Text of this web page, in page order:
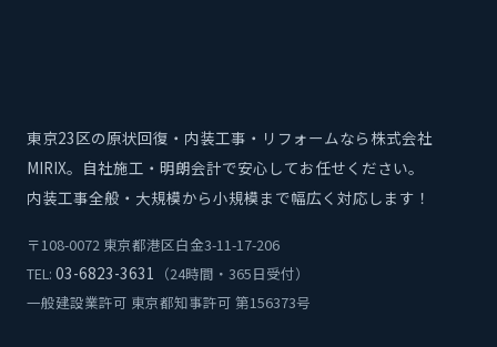
東京23区の原状回復・内装工事・リフォームなら株式会社
MIRIX。自社施工・明朗会計で安心してお任せください。
内装工事全般・大規模から小規模まで幅広く対応します！
〒108-0072 東京都港区白金3-11-17-206
TEL: 03-6823-3631
（24時間・365日受付）
一般建設業許可 東京都知事許可 第156373号